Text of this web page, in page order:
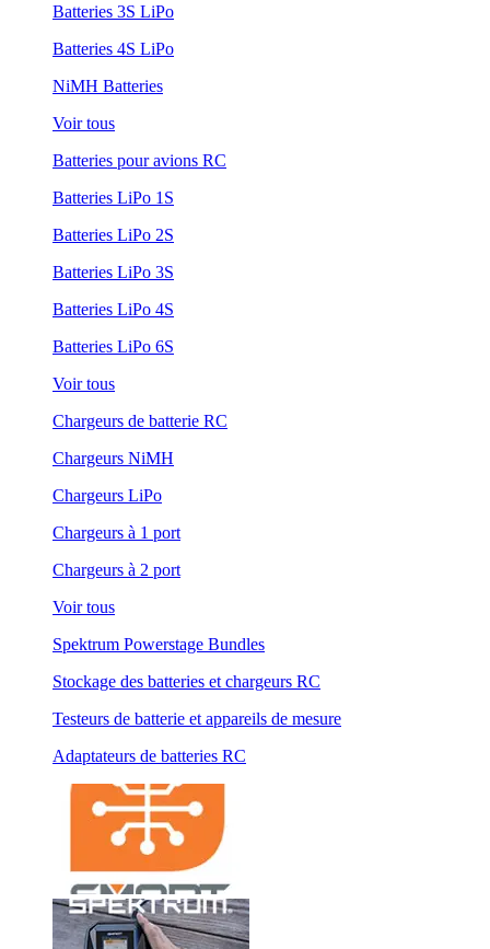
Batteries 3S LiPo
Batteries 4S LiPo
NiMH Batteries
Voir tous
Batteries pour avions RC
Batteries LiPo 1S
Batteries LiPo 2S
Batteries LiPo 3S
Batteries LiPo 4S
Batteries LiPo 6S
Voir tous
Chargeurs de batterie RC
Chargeurs NiMH
Chargeurs LiPo
Chargeurs à 1 port
Chargeurs à 2 port
Voir tous
Spektrum Powerstage Bundles
Stockage des batteries et chargeurs RC
Testeurs de batterie et appareils de mesure
Adaptateurs de batteries RC